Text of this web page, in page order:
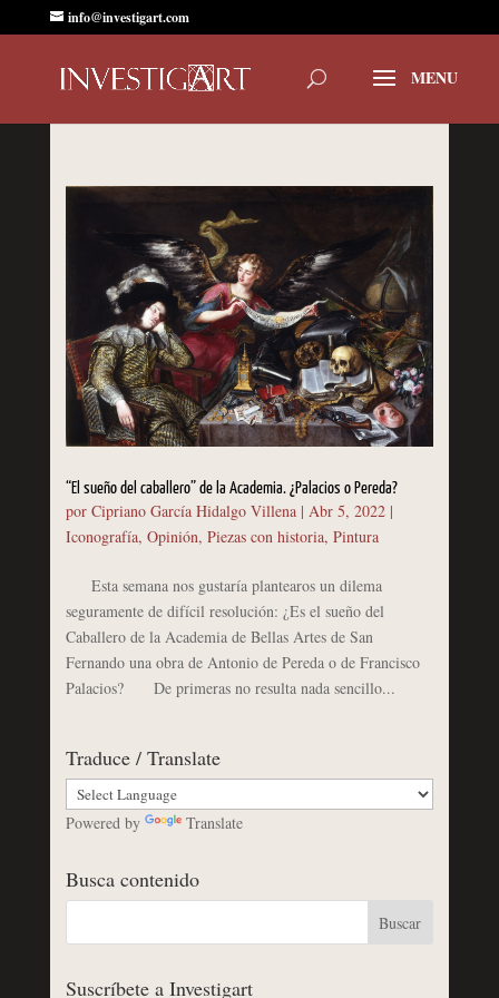
info@investigart.com
“El sueño del caballero” de la Academia. ¿Palacios o Pereda?
por Cipriano García Hidalgo Villena| Abr 5, 2022|
Iconografía, Opinión, Piezas con historia, Pintura
Esta semana nos gustaría plantearos un dilema
seguramente de difícil resolución: ¿Es el sueño del
Caballero de la Academia de Bellas Artes de San
Fernando una obra de Antonio de Pereda o de Francisco
Palacios? De primeras no resulta nada sencillo...
Traduce / Translate
Powered by Translate
Busca contenido
Suscríbete a Investigart